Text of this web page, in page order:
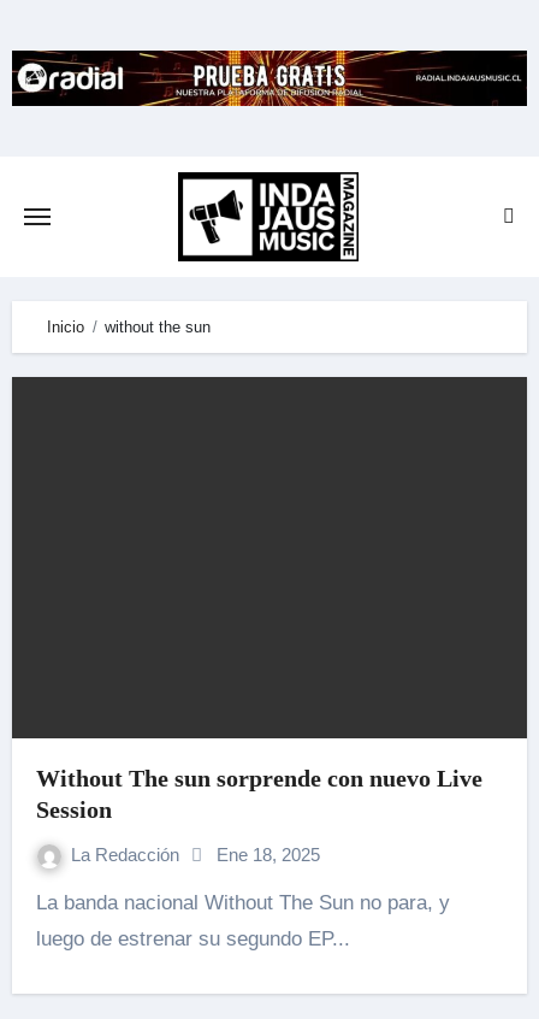
to
content
Inicio without the sun
Without The sun sorprende con nuevo Live
Session
La Redacción Ene 18, 2025
La banda nacional Without The Sun no para, y
luego de estrenar su segundo EP...